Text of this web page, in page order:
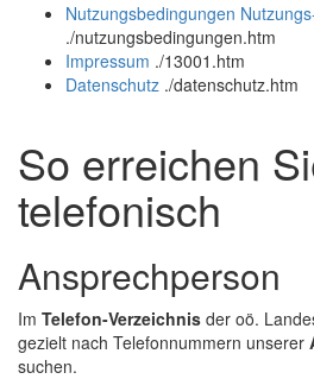
und
schließen
Nutzungsbedingungen
./nutzungsbedingungen.htm
Impressum ./13001.htm
Datenschutz ./datenschutz.htm
So erreichen
telefonisch
Ansprechperson
Im Telefon-Verzeichnis der oö.
gezielt nach Telefonnummern unserer
suchen.